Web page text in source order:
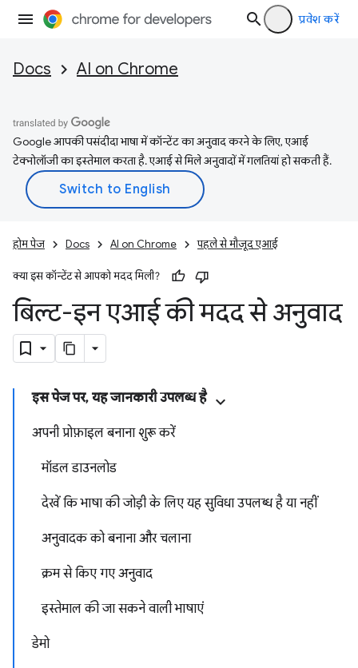
प्रवेश करें
Docs AI on Chrome
Google आपकी पसंदीदा भाषा में कॉन्टेंट का अनुवाद करने के लिए, एआई
टेक्नोलॉजी का इस्तेमाल करता है. एआई से मिले अनुवादों में गलतियां हो सकती हैं.
होम पेज Docs AI on Chrome पहले से मौजूद एआई
क्या इस कॉन्टेंट से आपको मदद मिली?
बिल्ट-इन एआई की मदद से अनुवाद
इस पेज पर, यह जानकारी उपलब्ध है
अपनी प्रोफ़ाइल बनाना शुरू करें
मॉडल डाउनलोड
देखें कि भाषा की जोड़ी के लिए यह सुविधा उपलब्ध है या नहीं
अनुवादक को बनाना और चलाना
क्रम से किए गए अनुवाद
इस्तेमाल की जा सकने वाली भाषाएं
डेमो